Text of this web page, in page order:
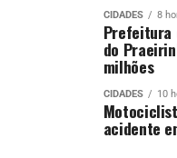
CIDADES 8
Prefeitura
do
milhões
CIDADES 10
acidente